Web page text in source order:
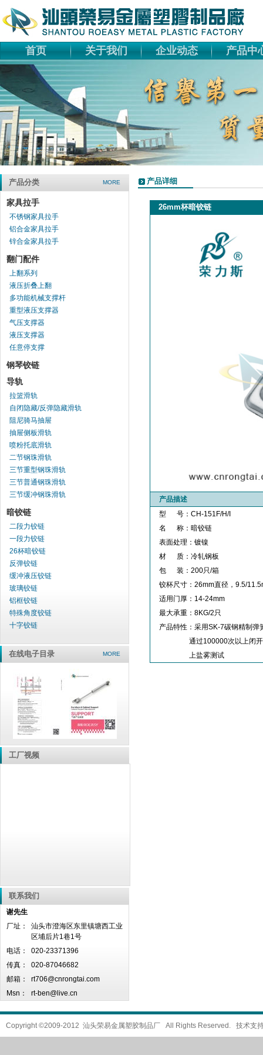
首页 关于我们 企业动态 产品中
产品分类 MORE
家具拉手
不锈钢家具拉手
铝合金家具拉手
锌合金家具拉手
翻门配件
上翻系列
液压折叠上翻
多功能机械支撑杆
重型液压支撑器
气压支撑器
液压支撑器
任意停支撑
钢琴铰链
导轨
拉篮滑轨
自闭隐藏/反弹隐藏滑轨
阻尼骑马抽屉
抽屉侧板滑轨
喷粉托底滑轨
二节钢珠滑轨
三节重型钢珠滑轨
三节普通钢珠滑轨
三节缓冲钢珠滑轨
暗铰链
二段力铰链
一段力铰链
26杯暗铰链
反弹铰链
缓冲液压铰链
玻璃铰链
铝框铰链
特殊角度铰链
十字铰链
在线电子目录 MORE
工厂视频
联系我们
谢先生
厂址：
汕头市澄海区东里镇塘西工业
区埔后片1巷1号
电话：
020-23371396
传真：
020-87046682
邮箱：
rt706@cnrongtai.com
Msn：
rt-ben@live.cn
产品详细
26mm杯暗铰链
产品描述
型 号：CH-151F/H/I
名 称：暗铰链
表面处理：镀镍
材 质：冷轧钢板
包 装：200只/箱
铰杯尺寸：26mm直径，9.5/
适用门厚：14-24mm
最大承重：8KG/2只
产品特性：采用SK-7碳钢精制弹
通过100000次以上闭开测
上盐雾测试
Copyright ©2009-2012 汕头荣易金属塑胶制品厂 All Rights Reserved. 技术支